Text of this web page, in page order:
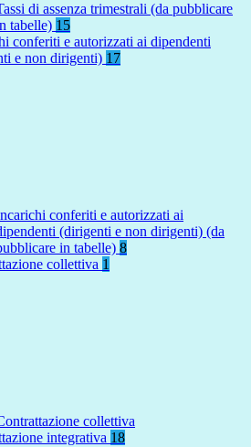
di assenza trimestrali (da pubblicare
tabelle) 15
conferiti e autorizzati ai dipendenti
e non dirigenti) 17
conferiti e autorizzati ai
(dirigenti e non dirigenti) (da
in tabelle) 8
collettiva 1
collettiva
integrativa 18